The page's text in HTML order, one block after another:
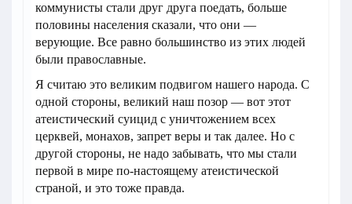
коммунисты стали друг друга поедать, больше
половины населения сказали, что они —
верующие. Все равно большинство из этих людей
были православные.
Я считаю это великим подвигом нашего народа. С
одной стороны, великий наш позор — вот этот
атеистический суицид с уничтожением всех
церквей, монахов, запрет веры и так далее. Но с
другой стороны, не надо забывать, что мы стали
первой в мире по-настоящему атеистической
страной, и это тоже правда.